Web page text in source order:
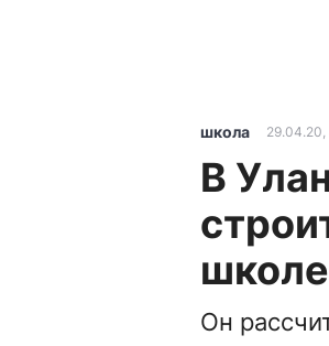
школа 29.04.20,
В
школе
Он